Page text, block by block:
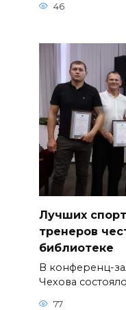
46
Лучших
тренеров
библиотеке
В конференц-
Чехова
77